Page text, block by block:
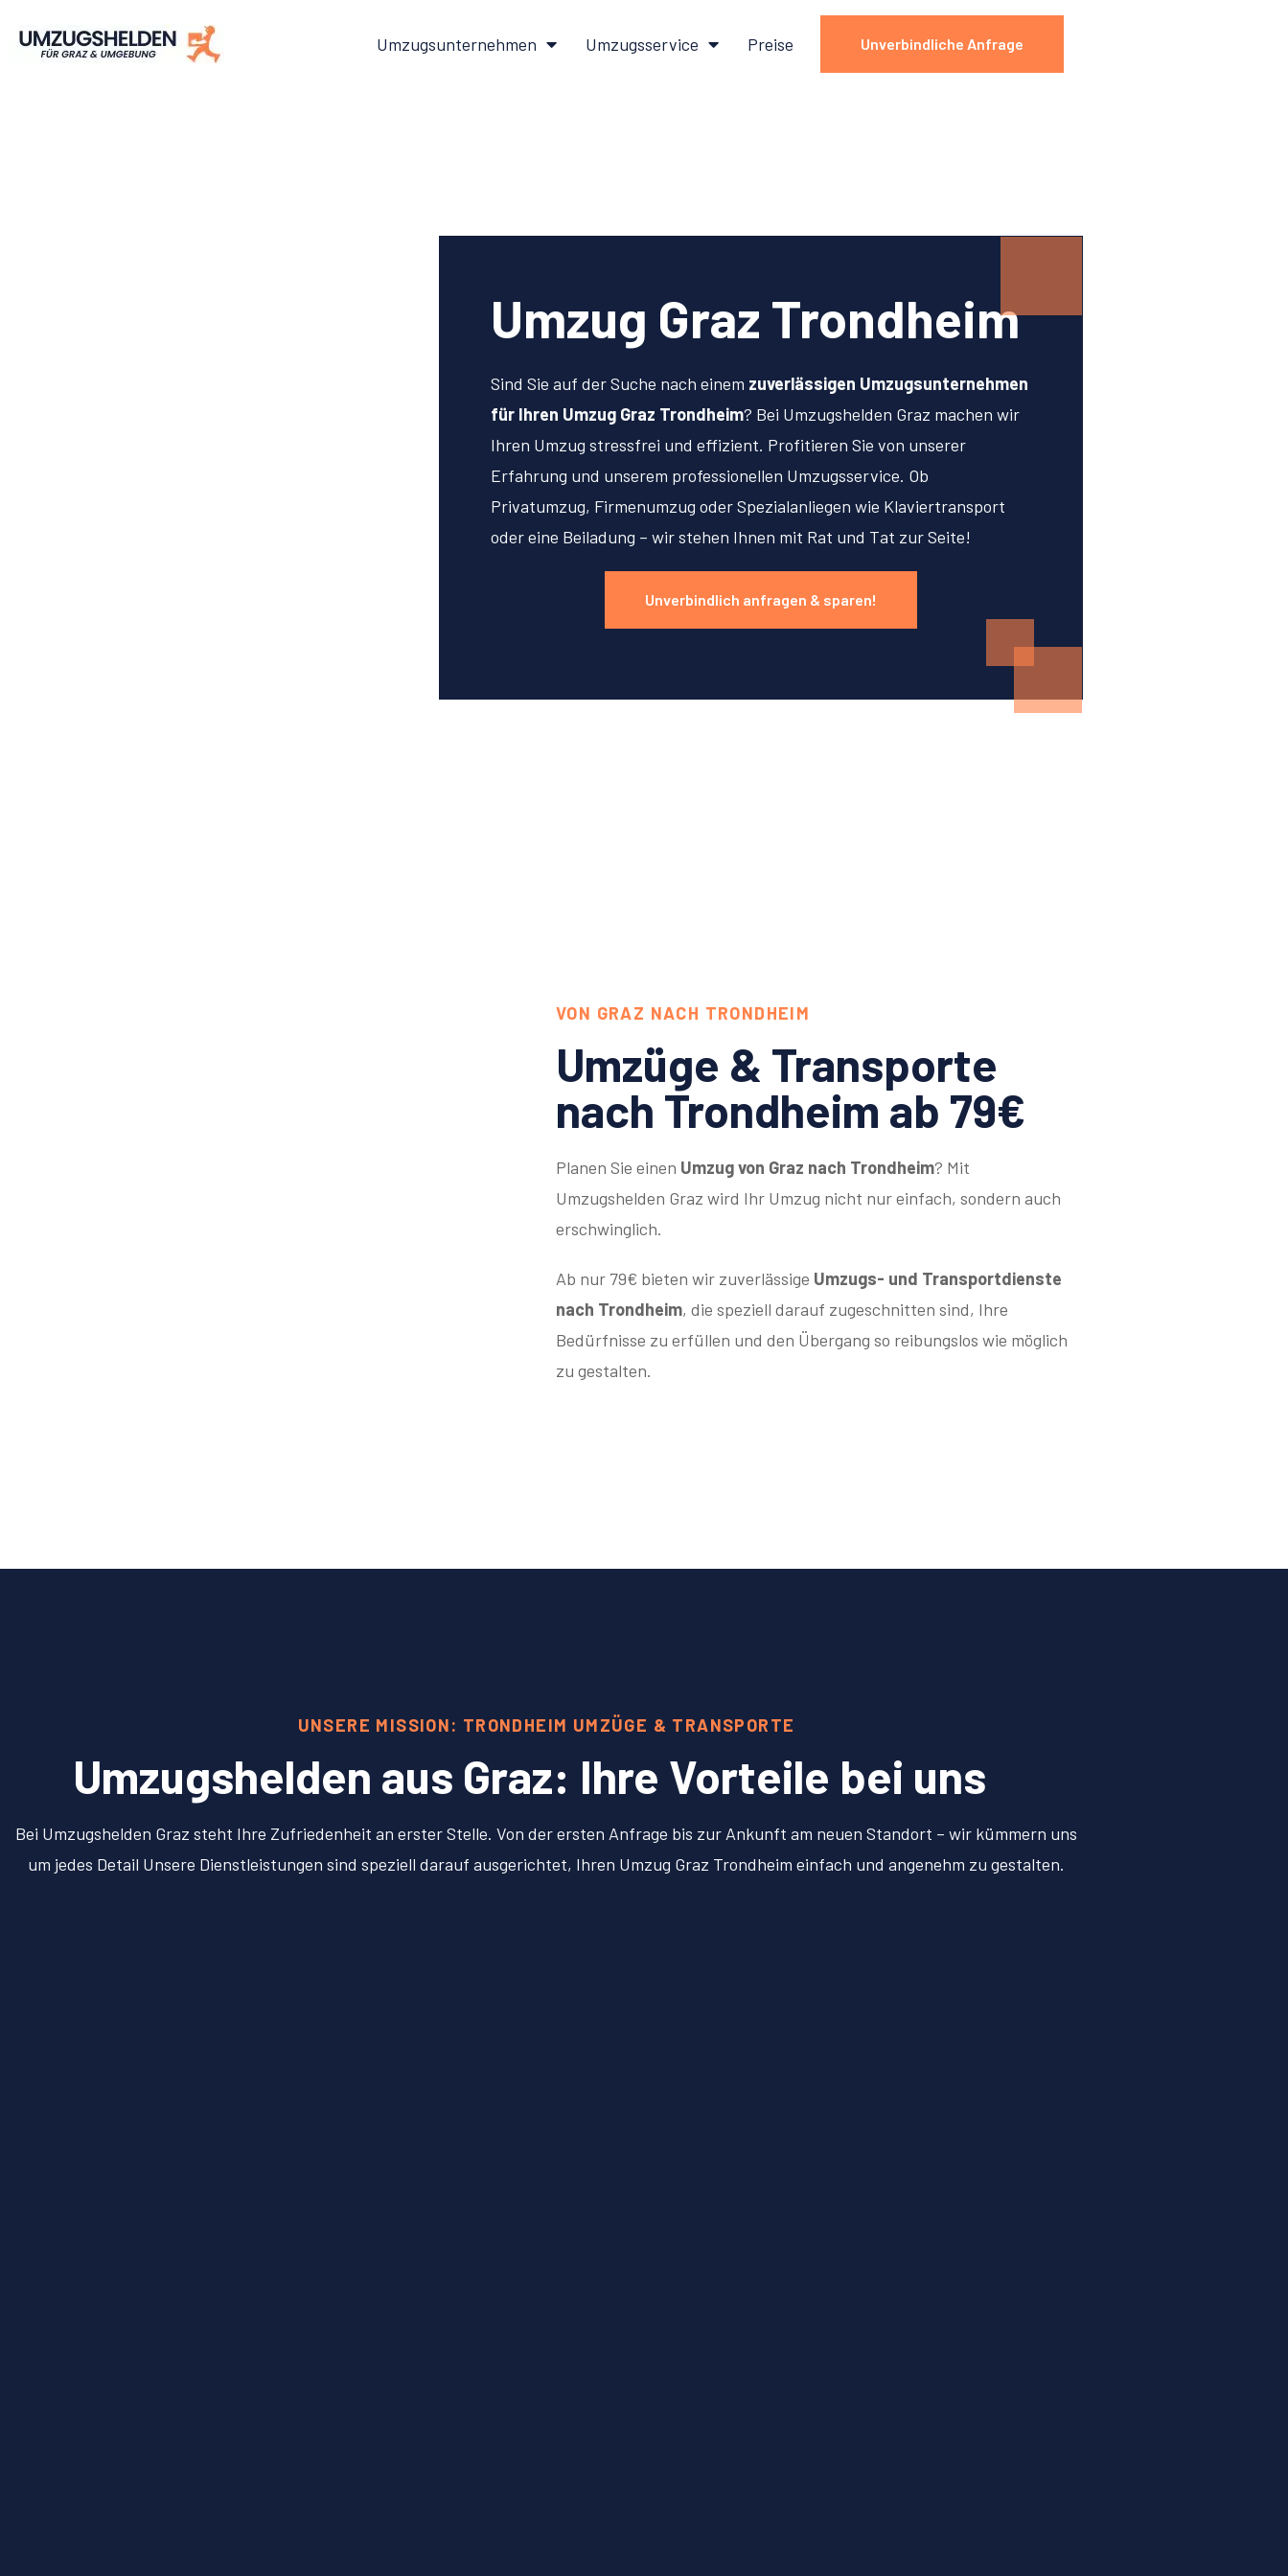
Umzugsunternehmen Umzugsservice Preise Unverbindliche Anfrage
Umzug Graz Trondheim
Sind Sie auf der Suche nach einem zuverlässigen Umzugsunternehmen
für Ihren Umzug Graz Trondheim? Bei Umzugshelden Graz machen wir
Ihren Umzug stressfrei und effizient. Profitieren Sie von unserer
Erfahrung und unserem professionellen Umzugsservice. Ob
Privatumzug, Firmenumzug oder Spezialanliegen wie Klaviertransport
oder eine Beiladung – wir stehen Ihnen mit Rat und Tat zur Seite!
Unverbindlich anfragen & sparen!
VON GRAZ NACH TRONDHEIM
Umzüge & Transporte
nach Trondheim ab 79€
Planen Sie einen Umzug von Graz nach Trondheim? Mit
Umzugshelden Graz wird Ihr Umzug nicht nur einfach, sondern auch
erschwinglich.
Ab nur 79€ bieten wir zuverlässige Umzugs- und Transportdienste
nach Trondheim, die speziell darauf zugeschnitten sind, Ihre
Bedürfnisse zu erfüllen und den Übergang so reibungslos wie möglich
zu gestalten.
UNSERE MISSION: TRONDHEIM UMZÜGE & TRANSPORTE
Umzugshelden aus Graz: Ihre Vorteile bei uns
Bei Umzugshelden Graz steht Ihre Zufriedenheit an erster Stelle. Von der ersten Anfrage bis zur Ankunft am neuen Standort – wir kümmern uns
um jedes Detail Unsere Dienstleistungen sind speziell darauf ausgerichtet, Ihren Umzug Graz Trondheim einfach und angenehm zu gestalten.